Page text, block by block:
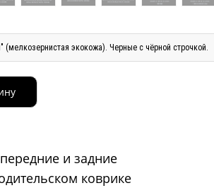
(мелкозернистая экокожа). Черные с чёрной строчкой.
и задние
коврике